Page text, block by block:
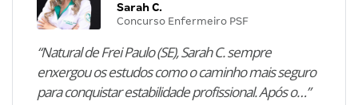
Sarah C.
Concurso Enfermeiro PSF
“Natural de Frei Paulo (SE), Sarah C. sempre
enxergou os estudos como o caminho mais seguro
para conquistar estabilidade profissional. Após o…”